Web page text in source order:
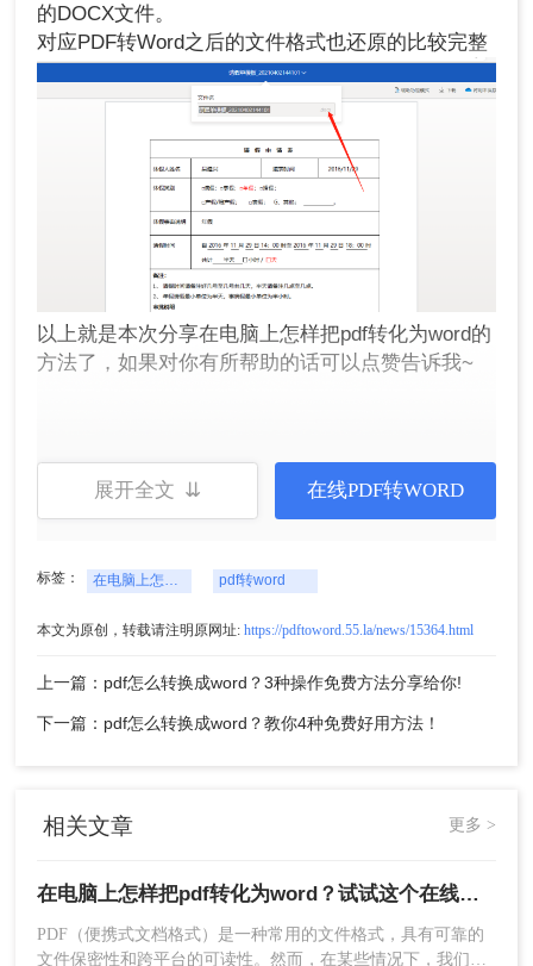
的DOCX文件。
对应PDF转Word之后的文件格式也还原的比较完整
以上就是本次分享在电脑上怎样把pdf转化为word的
方法了，如果对你有所帮助的话可以点赞告诉我~
展开全文 ⇊ 在线PDF转WORD
标签： 在电脑上怎样把pdf转化为word pdf转word
本文为原创，转载请注明原网址: https://pdftoword.55.la/news/15364.html
上一篇：pdf怎么转换成word？3种操作免费方法分享给你!
下一篇：pdf怎么转换成word？教你4种免费好用方法！
相关文章 更多 >
在电脑上怎样把pdf转化为word？试试这个在线免费方法！
PDF（便携式文档格式）是一种常用的文件格式，具有可靠的
文件保密性和跨平台的可读性。然而，在某些情况下，我们可